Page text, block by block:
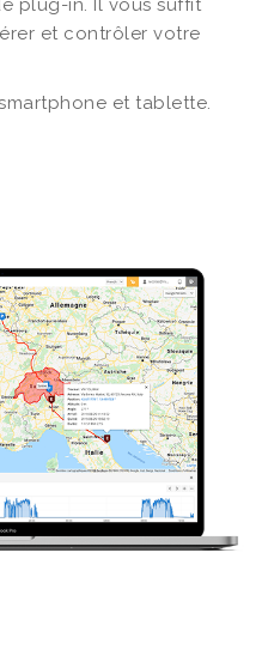
plug-in. Il vous suffit
et contrôler votre
et tablette.